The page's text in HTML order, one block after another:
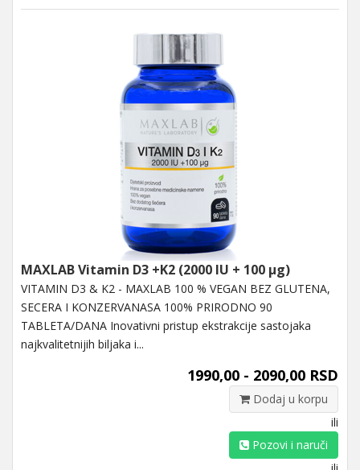
MAXLAB Vitamin D3 +K2 (2000 IU + 100 µg)
VITAMIN D3 & K2 - MAXLAB 100 % VEGAN BEZ GLUTENA,
SECERA I KONZERVANASA 100% PRIRODNO 90
TABLETA/DANA Inovativni pristup ekstrakcije sastojaka
najkvalitetnijih biljaka i...
1990,00 - 2090,00 RSD
Dodaj u korpu
ili
Pozovi i naruči